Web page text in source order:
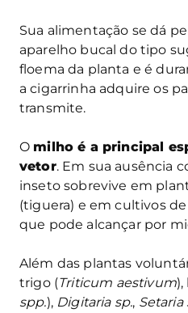
Sua alimentação se dá
aparelho bucal do tipo
floema da planta e é
a cigarrinha adquire os
transmite.
O milho é a principal
vetor. Em sua ausência
inseto sobrevive em
(tiguera) e em cultivos
que pode alcançar por
Além das plantas
trigo (Triticum aestivum),
spp.), Digitaria sp., Setaria